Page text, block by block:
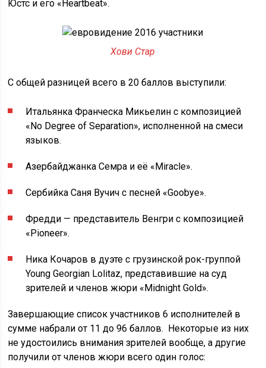
Юстс и его «Heartbeat».
Хови Стар
С общей разницей всего в 20 баллов выступили:
Итальянка Франческа Микьелин с композицией
«No Degree of Separation», исполненной на смеси
языков.
Азербайджанка Семра и её «Miracle».
Сербийка Саня Вучич с песней «Goobye».
Фредди — представитель Венгри с композицией
«Pioneer».
Ника Кочаров в дуэте с грузинской рок-группой
Young Georgian Lolitaz, представившие на суд
зрителей и членов жюри «Midnight Gold».
Завершающие список участников 6 исполнителей в
сумме набрали от 11 до 96 баллов. Некоторые из них
не удостоились внимания зрителей вообще, а другие
получили от членов жюри всего один голос: